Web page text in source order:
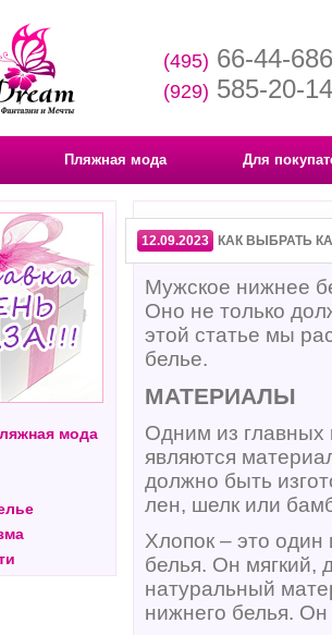
(495) 66-44-686
(929) 585-20-14
Пляжная мода Для
мода
12.09.2023 КАК ВЫБРАТЬ
Мужское нижнее
Оно не только
этой статье мы
белье.
МАТЕРИАЛЫ
Одним из главных
являются
должно быть
лен, шелк или
Хлопок – это
белья. Он
натуральный
нижнего белья.